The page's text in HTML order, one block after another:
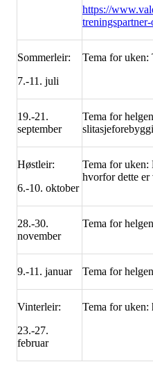
https://
Sommerleir:
7.-11. juli
Tema for uken:
19.-21.
september
Tema for
Høstleir:
6.-10. oktober
Tema for uken:
hvorfor dette
28.-30.
november
Tema for
9.-11. januar Tema for
Vinterleir:
23.-27.
februar
Tema for uken: